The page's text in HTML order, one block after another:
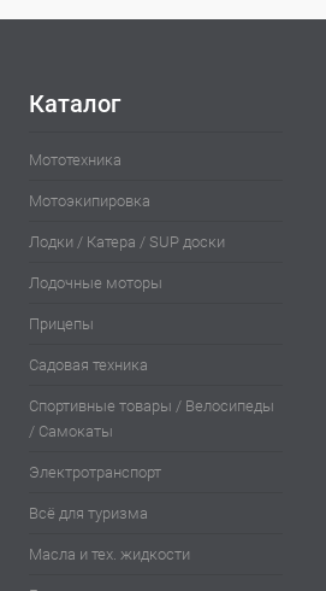
Каталог
Мототехника
Мотоэкипировка
Лодки / Катера / SUP доски
Лодочные моторы
Прицепы
Садовая техника
Спортивные товары / Велосипеды
/ Самокаты
Электротранспорт
Всё для туризма
Масла и тех. жидкости